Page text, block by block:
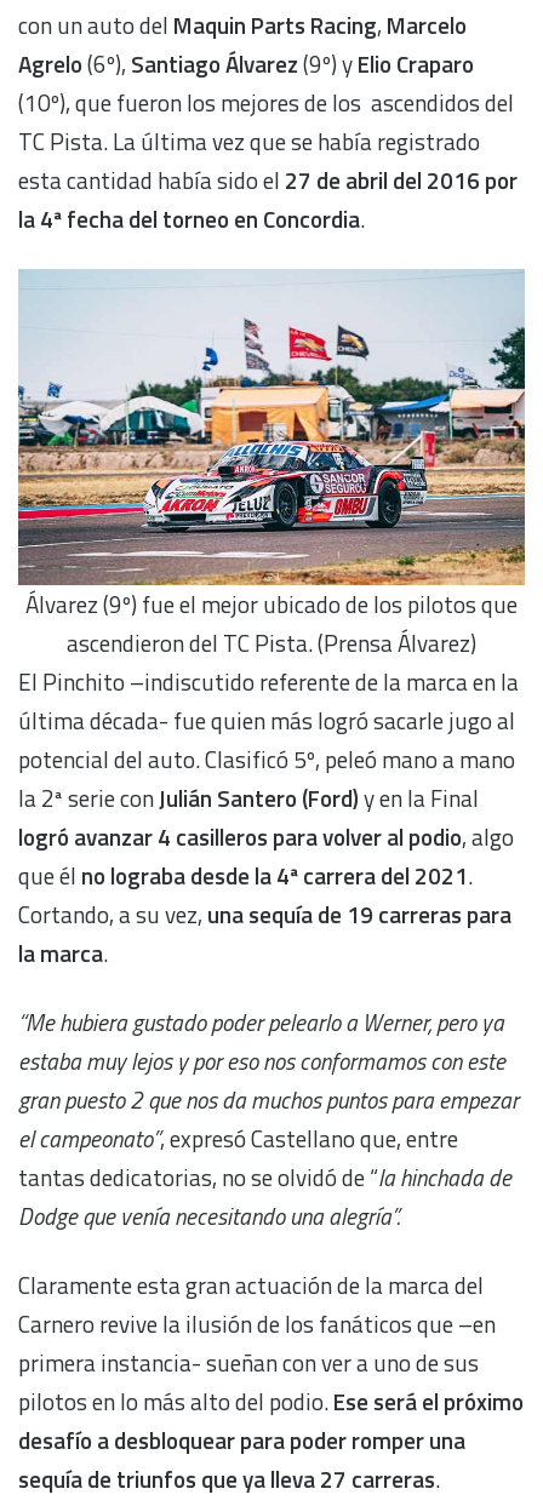
con un auto del Maquin Parts Racing, Marcelo
Agrelo(6º), Santiago Álvarez(9º) yElio Craparo
(10º), que fueron los mejores de los ascendidos del
TC Pista. La última vez que se había registrado
esta cantidad había sido el 27 de abril del 2016 por
la 4ª fecha del torneo en Concordia.
Álvarez (9º) fue el mejor ubicado de los pilotos que
ascendieron del TC Pista. (Prensa Álvarez)
El Pinchito –indiscutido referente de la marca en la
última década- fue quien más logró sacarle jugo al
potencial del auto. Clasificó 5º, peleó mano a mano
la 2ª serie conJulián Santero (Ford)y en la Final
logró avanzar 4 casilleros para volver al podio, algo
que él no lograba desde la 4ª carrera del 2021.
Cortando, a su vez, una sequía de 19 carreras para
la marca.
“Me hubiera gustado poder pelearlo a Werner, pero ya
estaba muy lejos y por eso nos conformamos con este
gran puesto 2 que nos da muchos puntos para empezar
el campeonato”, expresó Castellano que, entre
tantas dedicatorias, no se olvidó de “la hinchada de
Dodge que venía necesitando una alegría”.
Claramente esta gran actuación de la marca del
Carnero revive la ilusión de los fanáticos que –en
primera instancia- sueñan con ver a uno de sus
pilotos en lo más alto del podio.Ese será el próximo
desafío a desbloquear para poder romper una
sequía de triunfos que ya lleva 27 carreras.